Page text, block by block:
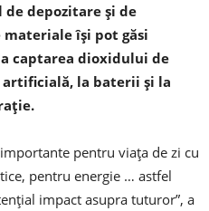
depozitare și de
materiale își pot găsi
captarea dioxidului de
artificială, la baterii și la
pentru viața de zi cu
pentru energie … astfel
impact asupra tuturor”, a